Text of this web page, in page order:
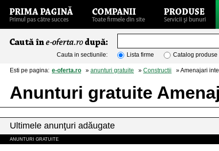
Cauta in sectiunile: Lista firme Catalog produse
Esti pe pagina: e-oferta.ro » anunturi gratuite » Constructii » Amenajari
Anunturi gratuite
Ultimele anunţuri adăugate
ANUNTURI GRATUITE